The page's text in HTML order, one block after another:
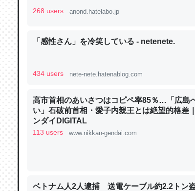
論文では「淡水はカルシウムも酸素も不足してて
─ニュース :: 【研究発表】昆虫学の大問題＝「昆虫はなぜ
これを元に考えるとカルシウムを大量に使う脊椎
─ニュース :: 【研究発表】昆虫学の大問題＝「昆虫はなぜ
268 users anond.hatelabo.jp
「感性さん」を冷笑している - netenete.
434 users nete-nete.hatenablog.com
高市首相のあいさつはコピペ率85％…「広島
い」石破前首相・愛子内親王とは絶望的格差
ンダイDIGITAL
113 users www.nikkan-gendai.com
ベトナム人2人逮捕 送電ケーブル約2.2トン